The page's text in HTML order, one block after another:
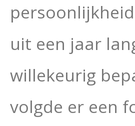
uit een jaar
willekeurig
volgde er een